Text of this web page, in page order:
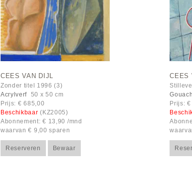
CEES VAN DIJL
Zonder titel 1996 (3)
Acrylverf 50 x 50 cm
Prijs: € 685,00
Beschikbaar(KZ2005)
Abonnement: € 13,90 /mnd
waarvan € 9,00 sparen
Reserveren Bewaar
CEES
Prijs: